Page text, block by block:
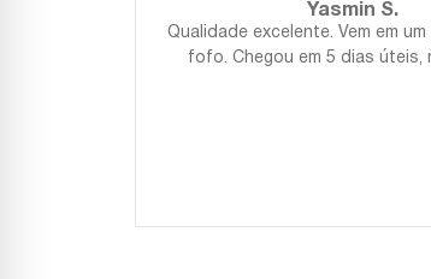
Yasmin S.
Qualidade excelente. Vem em
fofo. Chegou em 5 dias úteis,